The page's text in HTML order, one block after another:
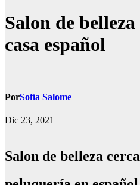
Salon de
casa español
PorSofía Salome
Dic 23, 2021
Salon de belleza